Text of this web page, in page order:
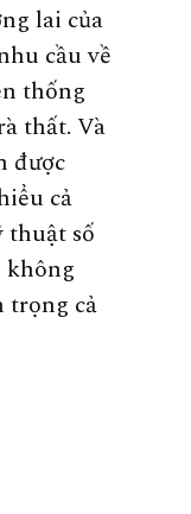
lai của
cầu về
thống
thất. Và
được
cả
thuật số
không
trọng cả